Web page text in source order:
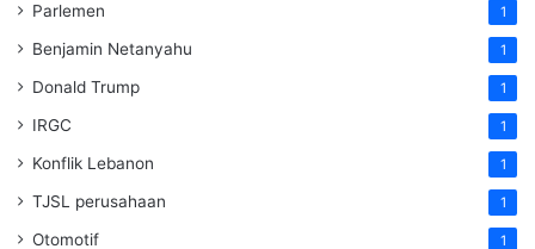
Parlemen 1
Benjamin Netanyahu 1
Donald Trump 1
IRGC 1
Konflik Lebanon 1
TJSL perusahaan 1
Otomotif 1